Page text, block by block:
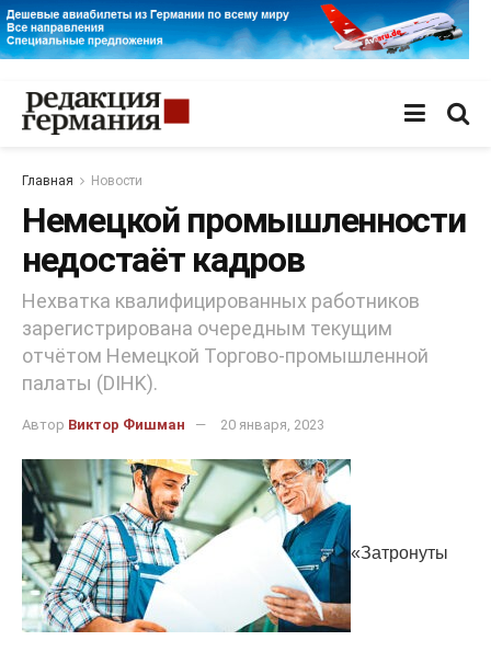
Главная Новости
Немецкой промышленности
недостаёт кадров
Нехватка квалифицированных работников
зарегистрирована очередным текущим
отчётом Немецкой Торгово-промышленной
палаты (DIHK).
Автор Виктор Фишман 20 января, 2023
«Затронуты